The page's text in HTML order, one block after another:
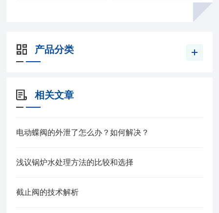
产品分类
相关文章
电动蝶阀的外泄了怎么办？如何解决？
浅议锅炉水处理方法的比较和选择
截止阀的技术解析